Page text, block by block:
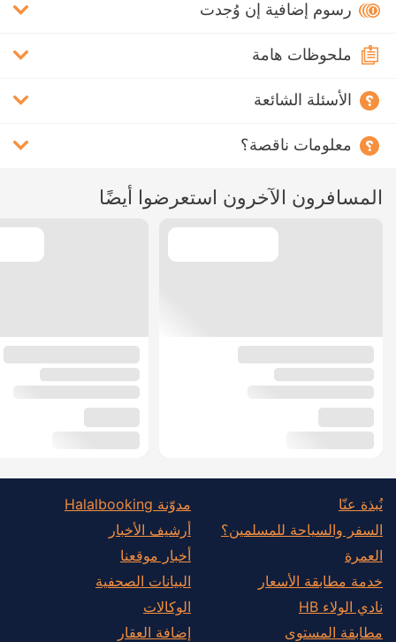
رسوم إضافية إن وُجدت
ملحوظات هامة
الأسئلة الشائعة
معلومات ناقصة؟
المسافرون الآخرون استعرضوا أيضًا
نُبذة عنّا
السفر والسياحة للمسلمين؟
العمرة
خدمة مطابقة الأسعار
نادي الولاء HB
مطابقة المستوى
مدوّنة Halalbooking
أرشيف الأخبار
أخبار موقعنا
البيانات الصحفية
الوكالات
إضافة العقار